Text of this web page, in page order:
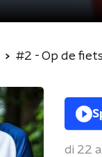
#2 - Op de
di 22